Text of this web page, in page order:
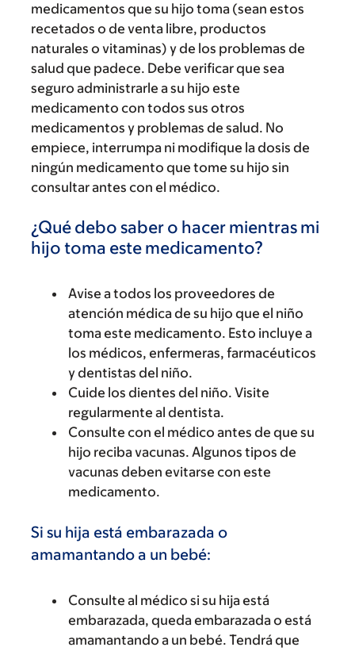
medicamentos que su hijo toma (sean estos
recetados o de venta libre, productos
naturales o vitaminas) y de los problemas de
salud que padece. Debe verificar que sea
seguro administrarle a su hijo este
medicamento con todos sus otros
medicamentos y problemas de salud. No
empiece, interrumpa ni modifique la dosis de
ningún medicamento que tome su hijo sin
consultar antes con el médico.
¿Qué debo saber o hacer mientras mi
hijo toma este medicamento?
Avise a todos los proveedores de
atención médica de su hijo que el niño
toma este medicamento. Esto incluye a
los médicos, enfermeras, farmacéuticos
y dentistas del niño.
Cuide los dientes del niño. Visite
regularmente al dentista.
Consulte con el médico antes de que su
hijo reciba vacunas. Algunos tipos de
vacunas deben evitarse con este
medicamento.
Si su hija está embarazada o
amamantando a un bebé:
Consulte al médico si su hija está
embarazada, queda embarazada o está
amamantando a un bebé. Tendrá que